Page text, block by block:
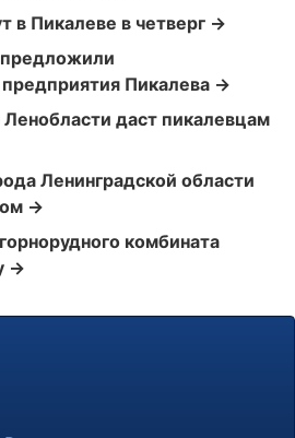
в Пикалеве в четверг →
Пикалева →
Ленобласти даст пикалевцам
Ленинградской области
→
комбината
→